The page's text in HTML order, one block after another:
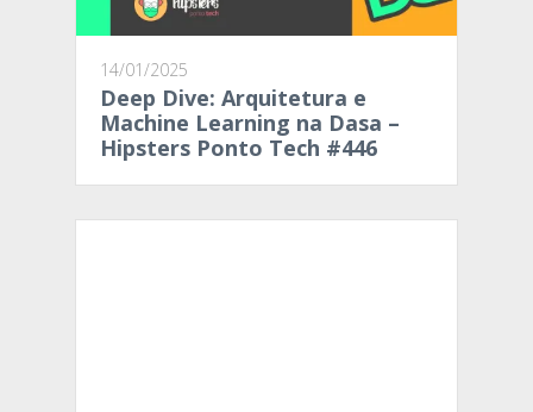
14/01/2025
Deep Dive: Arquitetura e
Machine Learning na Dasa –
Hipsters Ponto Tech #446